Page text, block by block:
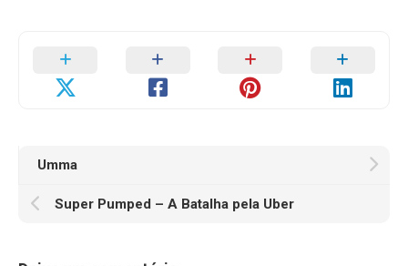
Umma
Super Pumped – A Batalha pela Uber